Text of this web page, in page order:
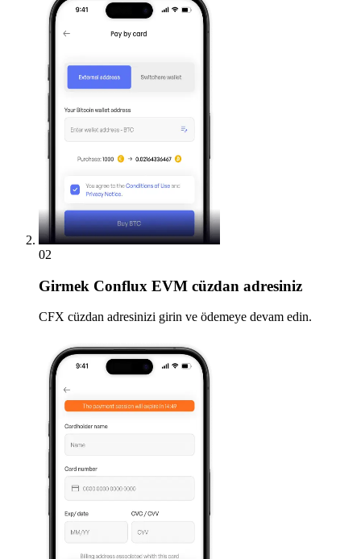
02
Girmek Conflux EVM cüzdan adresiniz
CFX cüzdan adresinizi girin ve ödemeye devam edin.